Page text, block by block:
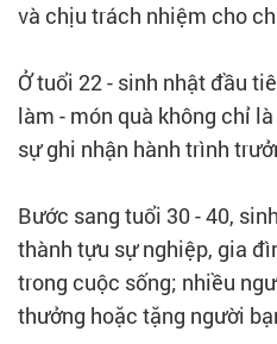
và chịu trách nhiệm cho
Ở tuổi 22 - sinh nhật đầu
làm - món quà không chỉ
sự ghi nhận hành trình
Bước sang tuổi 30 - 40,
thành tựu sự nghiệp, gia
trong cuộc sống; nhiều
thưởng hoặc tặng người